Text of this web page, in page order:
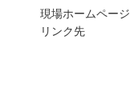
現場ホームページ
リンク先